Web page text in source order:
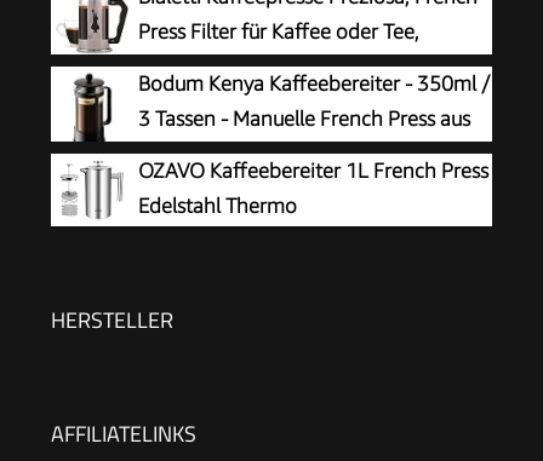
Filtrationssystem – Doppelwandig Isolierte
Kaffettiere mit 1 Extra Filter – 1000ml / 34oz –
Silber
Press Filter für Kaffee oder Tee,
Gehäuse aus Edelstahl und Behälter
aus Borosilikatglas, spülmaschinenfest, 1 Liter, 8
Tassen, Silber
Bodum Kenya Kaffeebereiter - 350ml /
3 Tassen - Manuelle French Press aus
Borosilikatglas und Edelstahl -
Spülmaschinenfest - Made in Portugal
OZAVO Kaffeebereiter 1L French Press
Edelstahl Thermo
HERSTELLER
AFFILIATELINKS